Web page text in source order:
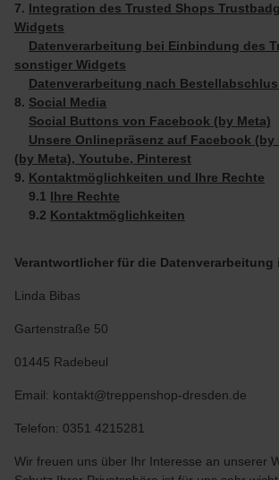
7. Integration des Trusted Shops
Widgets
Datenverarbeitung bei Einbindung des
sonstiger Widgets
Datenverarbeitung nach
8. Social Media
Social Buttons von Facebook (by Meta)
Unsere Onlinepräsenz auf Facebook (by
(by Meta), Youtube, Pinterest
9. Kontaktmöglichkeiten und Ihre Rechte
9.1 Ihre Rechte
9.2 Kontaktmöglichkeiten
Verantwortlicher für die Datenverarbeitung
Linda Bibas
Gartenstraße 50
01445 Radebeul
Email: kontakt@treppenshop-dresden.de
Telefon: 0351 4215281
Wir freuen uns über Ihr Interesse an unserer